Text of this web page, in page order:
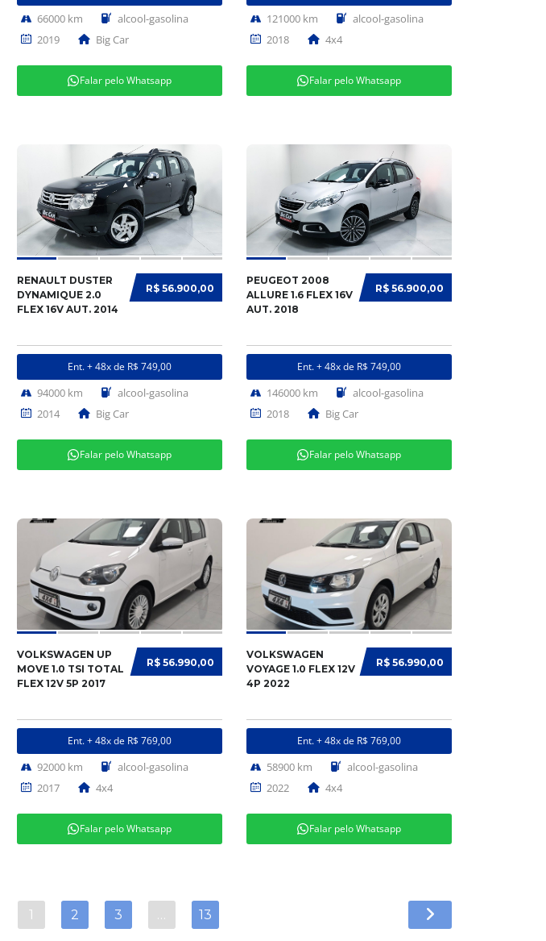
66000 km
alcool-gasolina
2019
Big Car
Falar pelo Whatsapp
121000 km
alcool-gasolina
2018
4x4
Falar pelo Whatsapp
R$ 56.900,00
RENAULT DUSTER
DYNAMIQUE 2.0
FLEX 16V AUT. 2014
Ent. + 48x de R$ 749,00
94000 km
alcool-gasolina
2014
Big Car
Falar pelo Whatsapp
R$ 56.900,00
PEUGEOT 2008
ALLURE 1.6 FLEX 16V
AUT. 2018
Ent. + 48x de R$ 749,00
146000 km
alcool-gasolina
2018
Big Car
Falar pelo Whatsapp
R$ 56.990,00
VOLKSWAGEN UP
MOVE 1.0 TSI TOTAL
FLEX 12V 5P 2017
Ent. + 48x de R$ 769,00
92000 km
alcool-gasolina
2017
4x4
Falar pelo Whatsapp
R$ 56.990,00
VOLKSWAGEN
VOYAGE 1.0 FLEX 12V
4P 2022
Ent. + 48x de R$ 769,00
58900 km
alcool-gasolina
2022
4x4
Falar pelo Whatsapp
1 2 3 … 13